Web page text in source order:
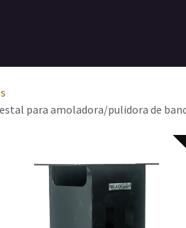
para amoladora/pulidora de